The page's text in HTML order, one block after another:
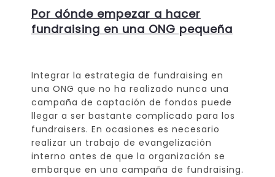
Por dónde empezar a hacer
fundraising en una ONG pequeña
Integrar la estrategia de fundraising en
una ONG que no ha realizado nunca una
campaña de captación de fondos puede
llegar a ser bastante complicado para los
fundraisers. En ocasiones es necesario
realizar un trabajo de evangelización
interno antes de que la organización se
embarque en una campaña de fundraising.